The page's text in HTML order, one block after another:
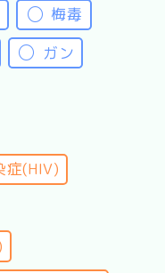
梅毒
ガン
症(HIV)